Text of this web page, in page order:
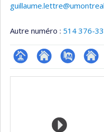
Autre numéro : 514 376-
Page Site
PubMedAutre
Médias